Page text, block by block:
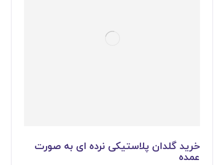
خرید گلدان پلاستیکی نرده ای به صورت
عمده